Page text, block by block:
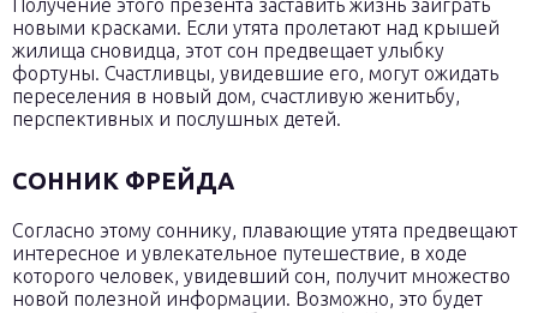
Получение этого презента заставить жизнь заиграть
новыми красками. Если утята пролетают над крышей
жилища сновидца, этот сон предвещает улыбку
фортуны. Счастливцы, увидевшие его, могут ожидать
переселения в новый дом, счастливую женитьбу,
перспективных и послушных детей.
СОННИК ФРЕЙДА
Согласно этому соннику, плавающие утята предвещают
интересное и увлекательное путешествие, в ходе
которого человек, увидевший сон, получит множество
новой полезной информации. Возможно, это будет